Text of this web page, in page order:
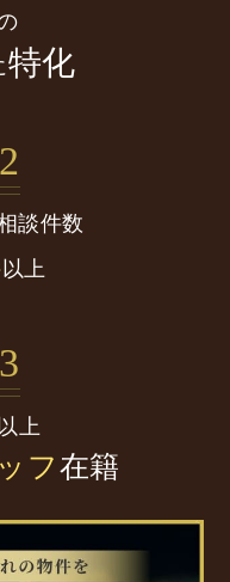
特化
談件数
以上
上
フ在籍